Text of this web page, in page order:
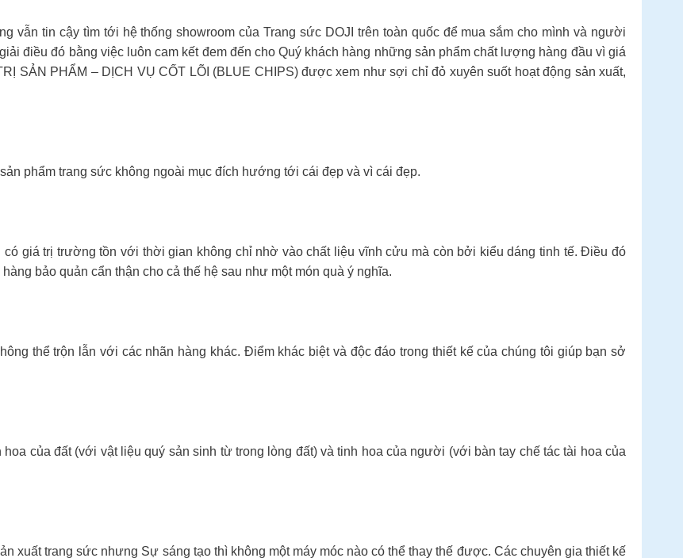
vẫn tin cậy tìm tới hệ thống showroom của Trang sức DOJI trên toàn quốc để mua sắm cho mình và người
điều đó bằng việc luôn cam kết đem đến cho Quý khách hàng những sản phẩm chất lượng hàng đầu vì giá
SẢN PHẨM – DỊCH VỤ CỐT LÕI (BLUE CHIPS) được xem như sợi chỉ đỏ xuyên suốt hoạt động sản xuất,
phẩm trang sức không ngoài mục đích hướng tới cái đẹp và vì cái đẹp.
có giá trị trường tồn với thời gian không chỉ nhờ vào chất liệu vĩnh cửu mà còn bởi kiểu dáng tinh tế. Điều đó
bảo quản cẩn thận cho cả thế hệ sau như một món quà ý nghĩa.
thể trộn lẫn với các nhãn hàng khác. Điểm khác biệt và độc đáo trong thiết kế của chúng tôi giúp bạn sở
của đất (với vật liệu quý sản sinh từ trong lòng đất) và tinh hoa của người (với bàn tay chế tác tài hoa của
xuất trang sức nhưng Sự sáng tạo thì không một máy móc nào có thể thay thế được. Các chuyên gia thiết kế